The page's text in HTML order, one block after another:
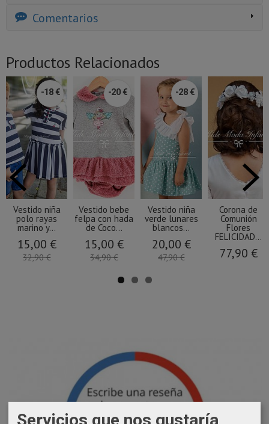
Comentarios
Productos Relacionados
-18 €
Vestido niña
polo rayas
marino y...
15,00 €
32,90 €
-20 €
Vestido bebe
felpa con hada
de Coco...
15,00 €
34,90 €
-28 €
Vestido niña
verde lunares
blancos...
20,00 €
47,90 €
Corona de
Comunión
Flores
FELICIDAD...
77,90 €
Servicios que nos gustaría